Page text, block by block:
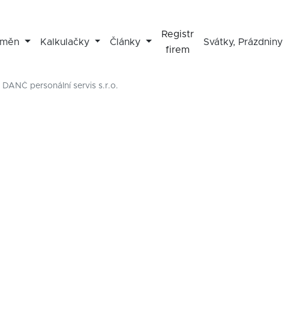
Kalkulačky Články
Registr
firem
Svátky, Prázdniny
DANČ personální servis s.r.o.